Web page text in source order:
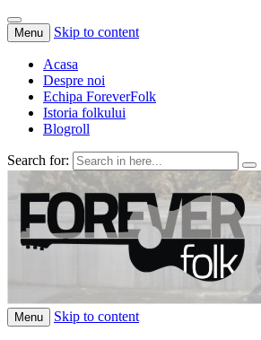
Menu Skip to content
Acasa
Despre noi
Echipa ForeverFolk
Istoria folkului
Blogroll
Search for:
ForeverFolk
Muzica sufletului tau
Menu Skip to content